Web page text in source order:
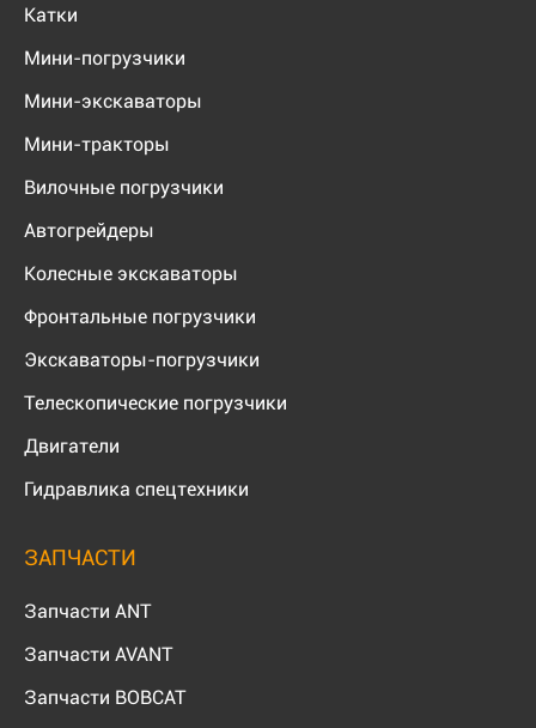
Катки
Мини-погрузчики
Мини-экскаваторы
Мини-тракторы
Вилочные погрузчики
Автогрейдеры
Колесные экскаваторы
Фронтальные погрузчики
Экскаваторы-погрузчики
Телескопические погрузчики
Двигатели
Гидравлика спецтехники
ЗАПЧАСТИ
Запчасти ANT
Запчасти AVANT
Запчасти BOBCAT